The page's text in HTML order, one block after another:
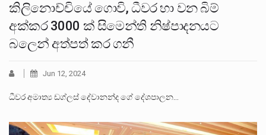
කිලිනොච්චියේ ගොවි, ධීවර හා වන බිම්
අක්කර 3000 ක් සිමෙන්ති නිෂ්පාදනයට
බලෙන් අත්පත් කර ගනී
Jun 12, 2024
ධීවර අමාත්‍ය ඩග්ලස් දේවානන්ද ගේ දේශපාලන…